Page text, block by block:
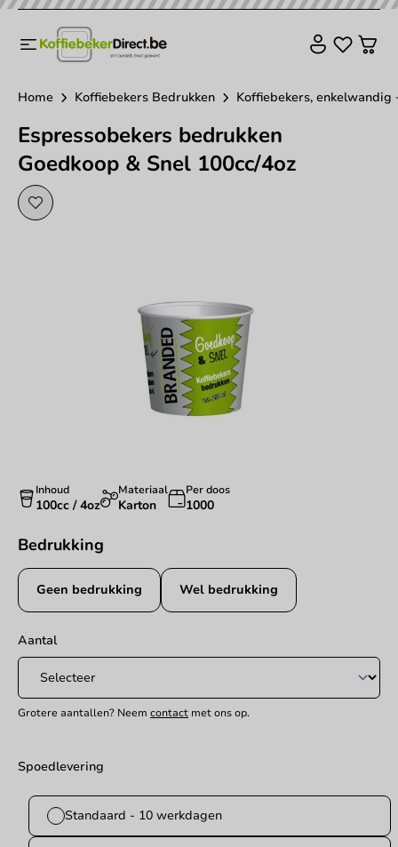
Home Koffiebekers Bedrukken Koffiebekers,
Espressobekers bedrukken
Goedkoop & Snel 100cc/4oz
Inhoud
100cc / 4oz
Materiaal
Karton
Per doos
1000
Bedrukking
Geen bedrukking Wel bedrukking
Aantal
Grotere aantallen? Neem contact met ons op.
Spoedlevering
Standaard - 10 werkdagen